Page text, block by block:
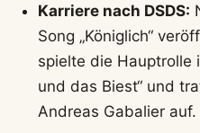
Karriere nach DSDS:
Song „Königlich“
spielte die Hauptrolle
und das Biest“ und
Andreas Gabalier auf.